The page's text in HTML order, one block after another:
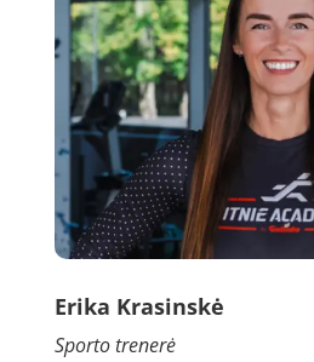
Erika Krasinskė
Sporto trenerė